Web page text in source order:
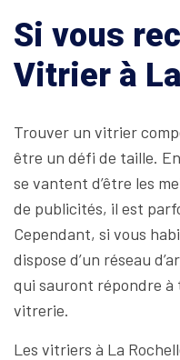
Si vous
Vitrier à
Trouver un vitrier
être un défi de taille.
se vantent d’être les
de publicités, il est
Cependant, si vous
dispose d’un réseau
qui sauront répondre à
vitrerie.
Les vitriers à La